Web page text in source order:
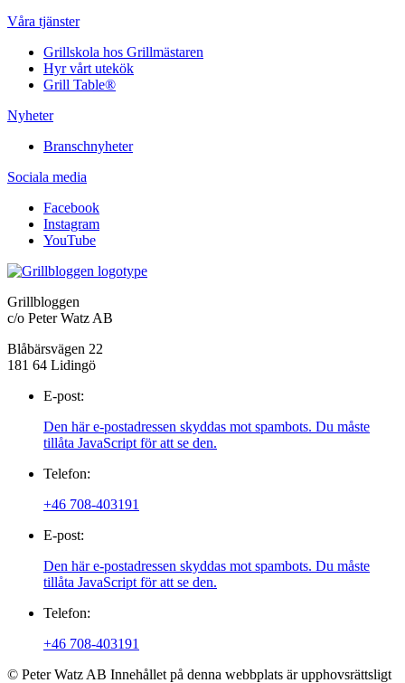
Våra tjänster
Grillskola hos Grillmästaren
Hyr vårt utekök
Grill Table®
Nyheter
Branschnyheter
Sociala media
Facebook
Instagram
YouTube
Grillbloggen
c/o Peter Watz AB
Blåbärsvägen 22
181 64 Lidingö
E-post:
Den här e-postadressen skyddas mot spambots. Du måste
tillåta JavaScript för att se den.
Telefon:
+46 708-403191
E-post:
Den här e-postadressen skyddas mot spambots. Du måste
tillåta JavaScript för att se den.
Telefon:
+46 708-403191
© Peter Watz AB Innehållet på denna webbplats är upphovsrättsligt